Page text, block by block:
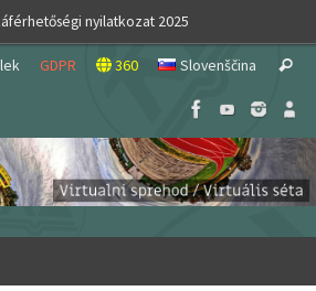
nyilatkozat 2025
GDPR 360 Slovenščina Search